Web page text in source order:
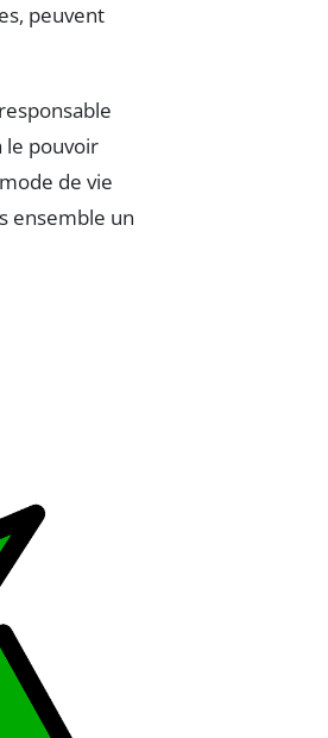
peuvent
le pouvoir
de vie
ensemble un